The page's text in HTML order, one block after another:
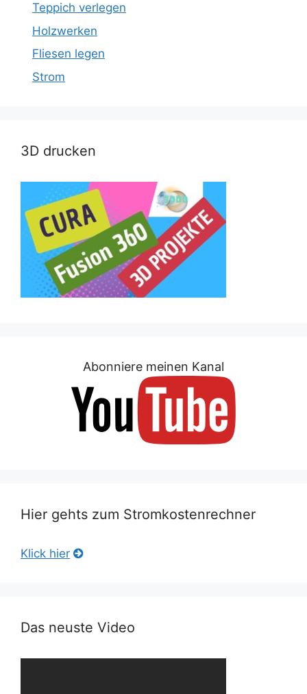
Teppich verlegen
Holzwerken
Fliesen legen
Strom
3D drucken
Abonniere meinen Kanal
Hier gehts zum Stromkostenrechner
Klick hier
Das neuste Video